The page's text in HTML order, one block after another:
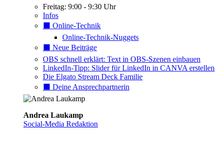
Freitag: 9:00 - 9:30 Uhr
Infos
⬛️ Online-Technik
Online-Technik-Nuggets
⬛️ Neue Beiträge
OBS schnell erklärt: Text in OBS-Szenen einbauen
LinkedIn-Tipp: Slider für LinkedIn in CANVA erstellen
Die Elgato Stream Deck Familie
⬛️ Deine Ansprechpartnerin
Andrea Laukamp
Social-Media Redaktion